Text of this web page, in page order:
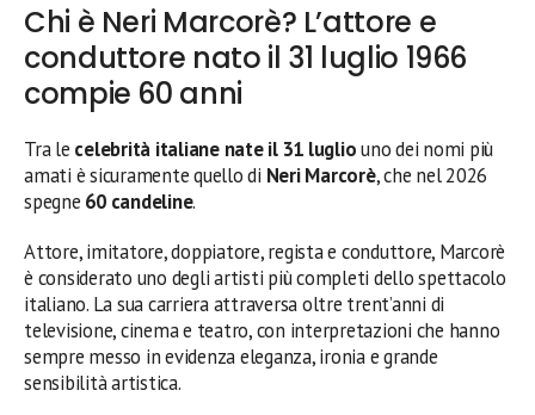
Chi è Neri Marcorè? L’attore e
conduttore nato il 31 luglio 1966
compie 60 anni
Tra le celebrità italiane nate il 31 lugliouno dei nomi più
amati è sicuramente quello di Neri Marcorè, che nel 2026
spegne 60 candeline.
Attore, imitatore, doppiatore, regista e conduttore, Marcorè
è considerato uno degli artisti più completi dello spettacolo
italiano. La sua carriera attraversa oltre trent’anni di
televisione, cinema e teatro, con interpretazioni che hanno
sempre messo in evidenza eleganza, ironia e grande
sensibilità artistica.